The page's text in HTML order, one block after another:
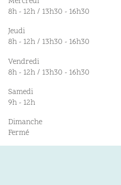
8h - 12h / 13h30 - 16h30
Jeudi
8h - 12h / 13h30 - 16h30
Vendredi
8h - 12h / 13h30 - 16h30
Samedi
9h - 12h
Dimanche
Fermé